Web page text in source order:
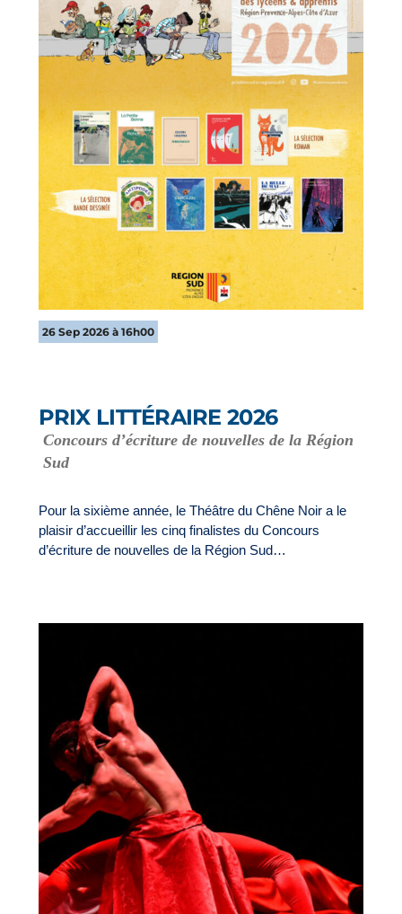
26 Sep 2026 à 16h00
PRIX LITTÉRAIRE 2026
Concours d’écriture de nouvelles de la Région
Sud
Pour la sixième année, le Théâtre du Chêne Noir a le
plaisir d’accueillir les cinq finalistes du Concours
d’écriture de nouvelles de la Région Sud…